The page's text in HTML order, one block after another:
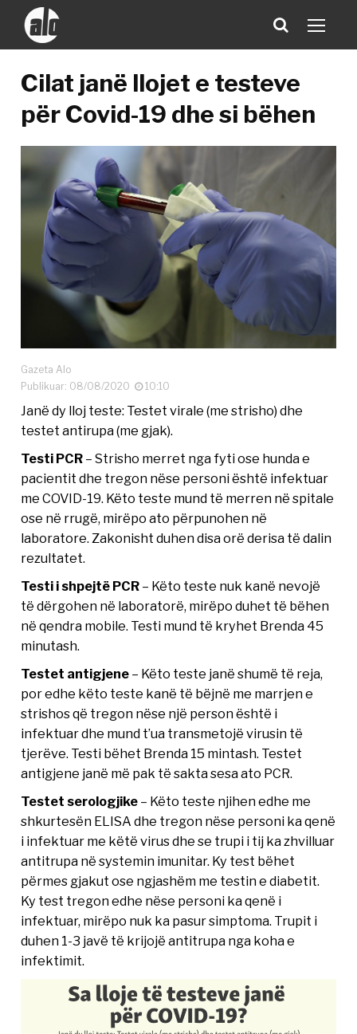
Cilat janë llojet e testeve
për Covid-19 dhe si bëhen
Gazeta Alo
Publikuar: 08/08/2020
10:10
Janë dy lloj teste: Testet virale (me strisho) dhe
testet antirupa (me gjak).
Testi PCR – Strisho merret nga fyti ose hunda e
pacientit dhe tregon nëse personi është infektuar
me COVID-19. Këto teste mund të merren në spitale
ose në rrugë, mirëpo ato përpunohen në
laboratore. Zakonisht duhen disa orë derisa të dalin
rezultatet.
Testi i shpejtë PCR – Këto teste nuk kanë nevojë
të dërgohen në laboratorë, mirëpo duhet të bëhen
në qendra mobile. Testi mund të kryhet Brenda 45
minutash.
Testet antigjene – Këto teste janë shumë të reja,
por edhe këto teste kanë të bëjnë me marrjen e
strishos që tregon nëse një person është i
infektuar dhe mund t’ua transmetojë virusin të
tjerëve. Testi bëhet Brenda 15 mintash. Testet
antigjene janë më pak të sakta sesa ato PCR.
Testet serologjike – Këto teste njihen edhe me
shkurtesën ELISA dhe tregon nëse personi ka qenë
i infektuar me këtë virus dhe se trupi i tij ka zhvilluar
antitrupa në systemin imunitar. Ky test bëhet
përmes gjakut ose ngjashëm me testin e diabetit.
Ky test tregon edhe nëse personi ka qenë i
infektuar, mirëpo nuk ka pasur simptoma. Trupit i
duhen 1-3 javë të krijojë antitrupa nga koha e
infektimit.